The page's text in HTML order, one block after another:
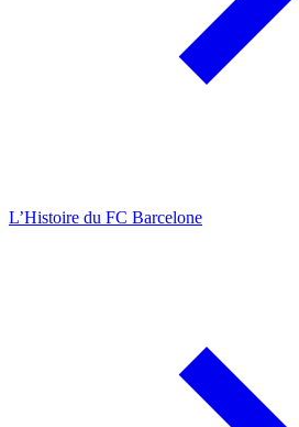
L’Histoire du FC Barcelone